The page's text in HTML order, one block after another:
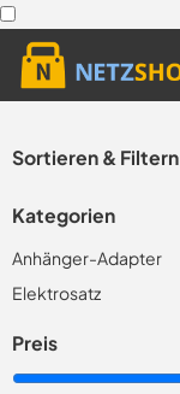
Sortieren & Filtern
Kategorien
Anhänger-Adapter
Elektrosatz
Preis